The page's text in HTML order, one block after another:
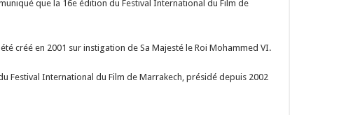
que la 16e édition du Festival International du Film de
créé en 2001 sur instigation de Sa Majesté le Roi Mohammed VI.
Festival International du Film de Marrakech, présidé depuis 2002